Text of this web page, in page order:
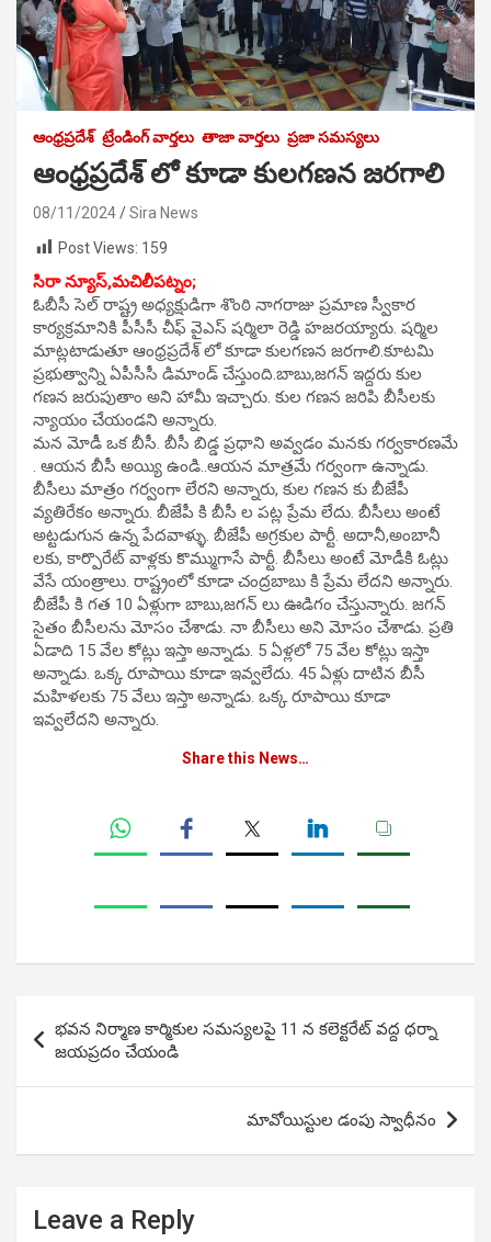
ఆంధ్రప్రదేశ్ ట్రేండింగ్ వార్తలు తాజా వార్తలు ప్రజా సమస్యలు
ఆంధ్రప్రదేశ్ లో కూడా కులగణన జరగాలి
08/11/2024
Sira News
Post Views: 159
సిరా న్యూస్,మచిలీపట్నం;
ఓబీసీ సెల్ రాష్ట్ర అధ్యక్షుడిగా శొంఠి నాగరాజు ప్రమాణ స్వీకార
కార్యక్రమానికి పీసీసీ చీఫ్ వైఎస్ షర్మిలా రెడ్డి హజరయ్యారు. షర్మిల
మాట్లటాడుతూ ఆంధ్రప్రదేశ్ లో కూడా కులగణన జరగాలి.కూటమి
ప్రభుత్వాన్ని ఏపీసీసీ డిమాండ్ చేస్తుంది.బాబు,జగన్ ఇద్దరు కుల
గణన జరుపుతాం అని హామీ ఇచ్చారు. కుల గణన జరిపి బీసీలకు
న్యాయం చేయండని అన్నారు.
మన మోడీ ఒక బీసీ. బీసీ బిడ్డ ప్రధాని అవ్వడం మనకు గర్వకారణమే
. ఆయన బీసీ అయ్యి ఉండి..ఆయన మాత్రమే గర్వంగా ఉన్నాడు.
బీసీలు మాత్రం గర్వంగా లేరని అన్నారు, కుల గణన కు బీజేపీ
వ్యతిరేకం అన్నారు. బీజేపీ కి బీసీ ల పట్ల ప్రేమ లేదు. బీసీలు అంటే
అట్టడుగున ఉన్న పేదవాళ్ళు. బీజేపీ అగ్రకుల పార్టీ. అదానీ,అంబానీ
లకు, కార్పొరేట్ వాళ్లకు కొమ్ముగాసే పార్టీ. బీసీలు అంటే మోడీకి ఓట్లు
వేసే యంత్రాలు. రాష్ట్రంలో కూడా చంద్రబాబు కి ప్రేమ లేదని అన్నారు.
బీజేపీ కి గత 10 ఏళ్లుగా బాబు,జగన్ లు ఊడిగం చేస్తున్నారు. జగన్
సైతం బీసీలను మోసం చేశాడు. నా బీసీలు అని మోసం చేశాడు. ప్రతి
ఏడాది 15 వేల కోట్లు ఇస్తా అన్నాడు. 5 ఏళ్లలో 75 వేల కోట్లు ఇస్తా
అన్నాడు. ఒక్క రూపాయి కూడా ఇవ్వలేదు. 45 ఏళ్లు దాటిన బీసీ
మహిళలకు 75 వేలు ఇస్తా అన్నాడు. ఒక్క రూపాయి కూడా
ఇవ్వలేదని అన్నారు.
Share this News…
navigation
భవన నిర్మాణ కార్మికుల సమస్యలపై 11 న కలెక్టరేట్ వద్ద ధర్నా
జయప్రదం చేయండి
మావోయిస్టుల డంపు స్వాధీనం
Leave a Reply